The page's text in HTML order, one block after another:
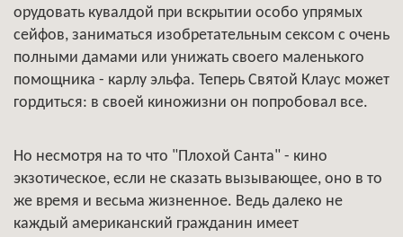
орудовать кувалдой при вскрытии особо упрямых
сейфов, заниматься изобретательным сексом с очень
полными дамами или унижать своего маленького
помощника - карлу эльфа. Теперь Святой Клаус может
гордиться: в своей киножизни он попробовал все.
Но несмотря на то что "Плохой Санта" - кино
экзотическое, если не сказать вызывающее, оно в то
же время и весьма жизненное. Ведь далеко не
каждый американский гражданин имеет